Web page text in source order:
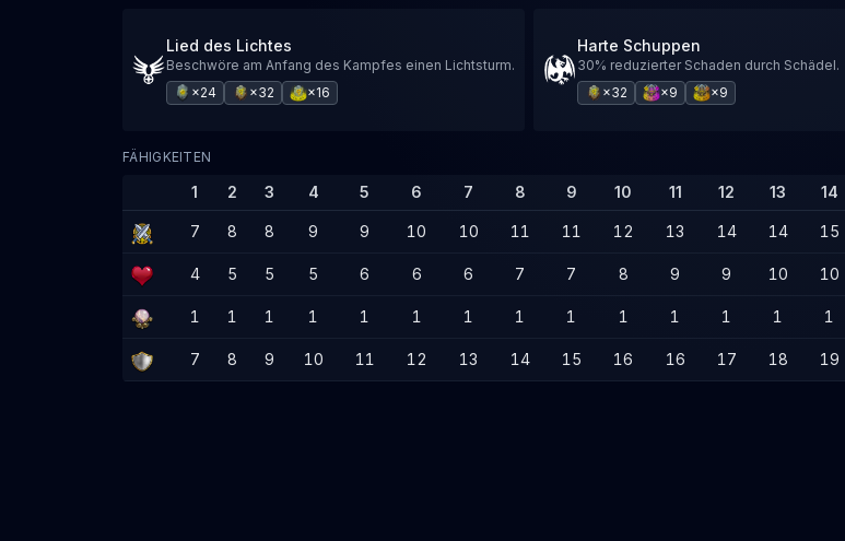
Lied des Lichtes
Beschwöre am Anfang des Kampfes einen Lichtsturm.
×24
×32 ×16
Harte Schuppen
30% reduzierter Schaden durch Schädel.
×32
×9 ×9
FÄHIGKEITEN
1 2 3 4 5 6 7 8 9 10 11 12 13 14
7 8 8 9 9 10 10 11 11 12 13 14 14 15
4 5 5 5 6 6 6 7 7 8 9 9 10 10
1 1 1 1 1 1 1 1 1 1 1 1 1 1
7 8 9 10 11 12 13 14 15 16 16 17 18 19